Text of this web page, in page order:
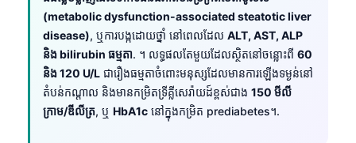
(metabolic dysfunction-associated steatotic liver
disease), ឬការបង្កដោយថ្នាំ នៅពេលដែល ALT, AST, ALP
និង bilirubin ធម្មតា. ។ លទ្ធផលតែមួយដែលស្ថិតនៅចន្លោះពី 60
និង 120 U/L ជារឿងធម្មតាចំពោះមនុស្សដែលមានការឡើងទម្ងន់នៅ
តំបន់កណ្តាល និងមានកម្រិតទ្រីគ្លីសេរ៉ាយដ៍ខ្ពស់ជាង 150 មីលី
ក្រាម/ឌីលីត្រ, ឬ HbA1c នៅក្នុងកម្រិត prediabetes។.